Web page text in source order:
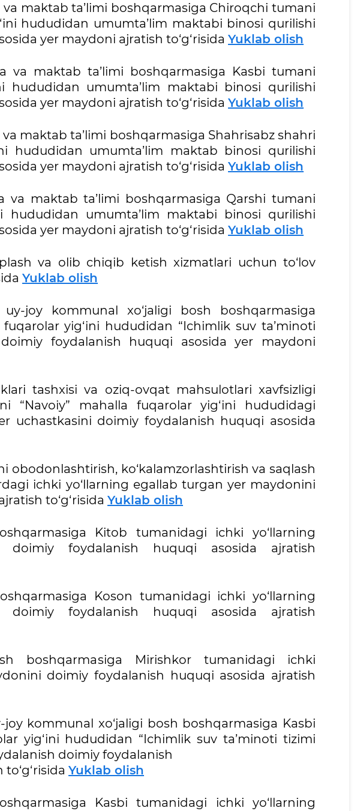
maktab ta’limi boshqarmasiga Chiroqchi tumani
hududidan umumta’lim maktabi binosi qurilishi
yer maydoni ajratish to‘g‘risida Yuklab olish
va maktab ta’limi boshqarmasiga Kasbi tumani
hududidan umumta’lim maktabi binosi qurilishi
yer maydoni ajratish to‘g‘risida Yuklab olish
maktab ta’limi boshqarmasiga Shahrisabz shahri
hududidan umumta’lim maktab binosi qurilishi
yer maydoni ajratish to‘g‘risida Yuklab olish
va maktab ta’limi boshqarmasiga Qarshi tumani
hududidan umumta’lim maktabi binosi qurilishi
yer maydoni ajratish to‘g‘risida Yuklab olish
va olib chiqib ketish xizmatlari uchun to‘lov
Yuklab olish
joy kommunal xo‘jaligi bosh boshqarmasiga
yig‘ini hududidan “Ichimlik suv ta’minoti
foydalanish huquqi asosida yer maydoni
tashxisi va oziq-ovqat mahsulotlari xavfsizligi
“Navoiy” mahalla fuqarolar yig‘ini hududidagi
uchastkasini doimiy foydalanish huquqi asosida
obodonlashtirish, ko‘kalamzorlashtirish va saqlash
ichki yo‘llarning egallab turgan yer maydonini
to‘g‘risida Yuklab olish
Kitob tumanidagi ichki yo‘llarning
foydalanish huquqi asosida ajratish
Koson tumanidagi ichki yo‘llarning
foydalanish huquqi asosida ajratish
boshqarmasiga Mirishkor tumanidagi ichki
doimiy foydalanish huquqi asosida ajratish
kommunal xo‘jaligi bosh boshqarmasiga Kasbi
yig‘ini hududidan “Ichimlik suv ta’minoti tizimi
doimiy foydalanish
Yuklab olish
Kasbi tumanidagi ichki yo‘llarning